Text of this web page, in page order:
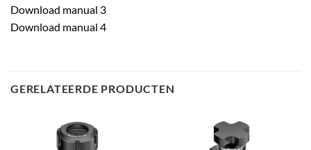
Download manual 3
Download manual 4
GERELATEERDE PRODUCTEN